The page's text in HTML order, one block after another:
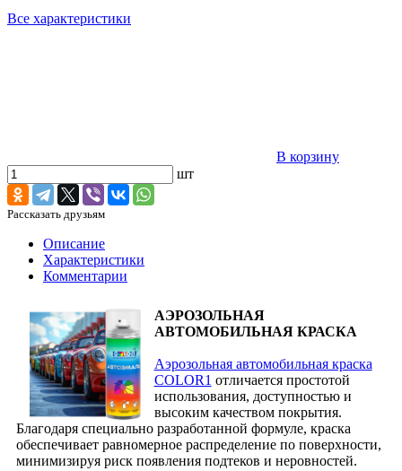
Все характеристики
В корзину
шт
Рассказать друзьям
Описание
Характеристики
Комментарии
АЭРОЗОЛЬНАЯ
АВТОМОБИЛЬНАЯ КРАСКА
Аэрозольная автомобильная краска
COLOR1 отличается простотой
использования, доступностью и
высоким качеством покрытия.
Благодаря специально разработанной формуле, краска
обеспечивает равномерное распределение по поверхности,
минимизируя риск появления подтеков и неровностей.